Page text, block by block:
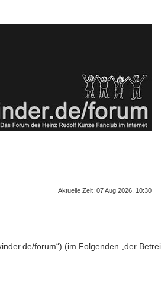
Aktuelle Zeit: 07 Aug 2026, 10:30
forum“) (im Folgenden „der